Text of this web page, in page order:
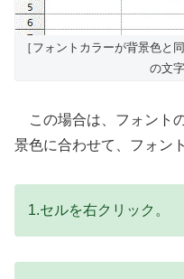
［フォントカラーが背景色と
の文
この場合は、フォント
景色に合わせて、フォン
1.セルを右クリック。